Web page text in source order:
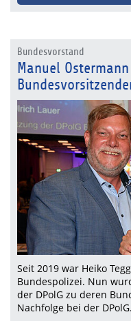
Bundesvorstand
Manuel
Seit 2019 war Heiko
Bundespolizei. Nun
der DPolG zu deren
Nachfolge bei der